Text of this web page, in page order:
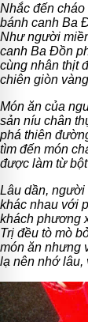
Nhắc đến
bánh canh Ba
Như người
canh Ba Đồn
cùng nhân thịt
chiên giòn
Món ăn của
sản níu chân
phá thiên
tìm đến món
được làm từ
Lâu dần, người
khác nhau với
khách phương
Trị đều tò mò
món ăn nhưng
lạ nên nhớ lâu,